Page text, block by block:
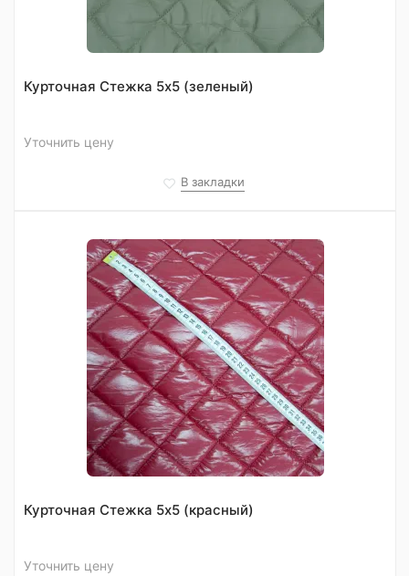
Курточная Стежка 5х5 (зеленый)
Уточнить цену
В закладки
Курточная Стежка 5х5 (красный)
Уточнить цену